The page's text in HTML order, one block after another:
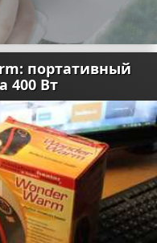
портативный
400 Вт